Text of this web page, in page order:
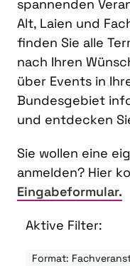
spannenden
Alt, Laien und
finden Sie alle
nach Ihren
über Events in
Bundesgebiet
und entdecken
Sie wollen eine
anmelden? Hier
Eingabeformular.
Aktive Filter:
Format: